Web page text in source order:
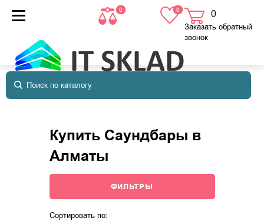
0 0 0
в корзине
Заказать обратный
звонок
Купить Саундбары в
Алматы
ФИЛЬТРЫ
Сортировать по: